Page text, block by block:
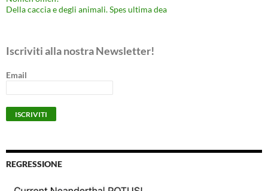
Della caccia e degli animali. Spes ultima dea
Iscriviti alla nostra Newsletter!
Email
REGRESSIONE